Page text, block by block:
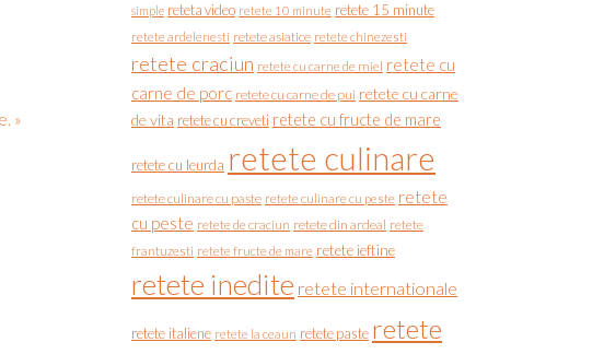
»
simple reteta video retete 10 minute retete 15 minute
retete ardelenesti retete asiatice retete chinezesti
retete craciun retete cu carne de miel retete cu
carne de porc retete cu carne de pui retete cu carne
de vita retete cu creveti retete cu fructe de mare
retete cu leurda retete culinare
retete culinare cu paste retete culinare cu peste retete
cu peste retete de craciun retete din ardeal retete
frantuzesti retete fructe de mare retete ieftine
retete inedite retete internationale
retete italiene retete la ceaun retete paste retete